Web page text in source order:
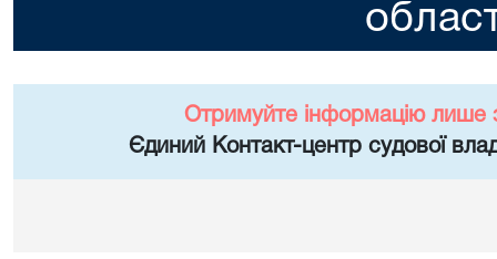
Отримуйте інформацію лише
Єдиний Контакт-центр судової